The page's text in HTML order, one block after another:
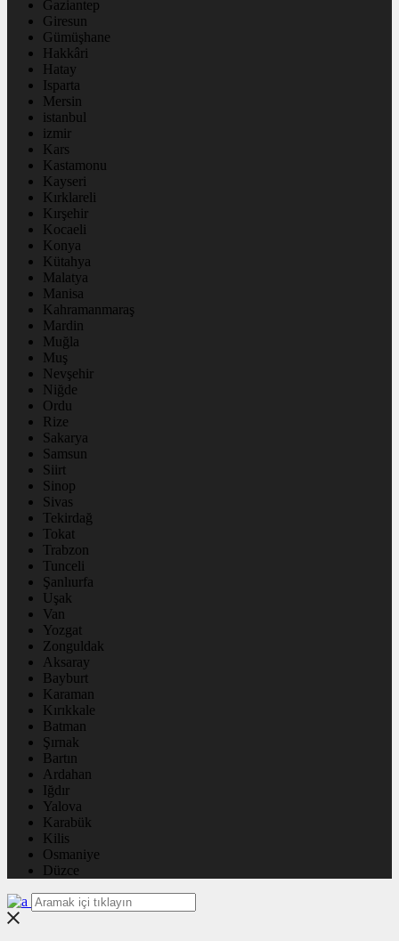
Gaziantep
Giresun
Gümüşhane
Hakkâri
Hatay
Isparta
Mersin
istanbul
izmir
Kars
Kastamonu
Kayseri
Kırklareli
Kırşehir
Kocaeli
Konya
Kütahya
Malatya
Manisa
Kahramanmaraş
Mardin
Muğla
Muş
Nevşehir
Niğde
Ordu
Rize
Sakarya
Samsun
Siirt
Sinop
Sivas
Tekirdağ
Tokat
Trabzon
Tunceli
Şanlıurfa
Uşak
Van
Yozgat
Zonguldak
Aksaray
Bayburt
Karaman
Kırıkkale
Batman
Şırnak
Bartın
Ardahan
Iğdır
Yalova
Karabük
Kilis
Osmaniye
Düzce